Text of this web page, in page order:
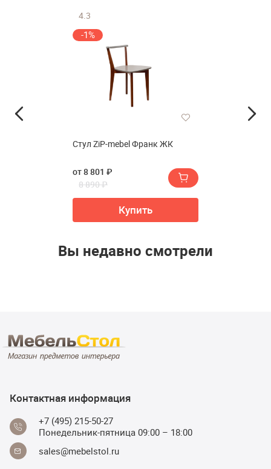
4.3
-1%
Стул ZiP-mebel Франк ЖК
от 8 801 ₽
8 890 ₽
Купить
Вы недавно смотрели
Контактная информация
+7 (495) 215-50-27
Понедельник-пятница 09:00 – 18:00
sales@mebelstol.ru